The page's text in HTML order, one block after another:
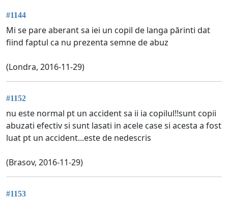
#1144
Mi se pare aberant sa iei un copil de langa părinti dat
fiind faptul ca nu prezenta semne de abuz
(Londra, 2016-11-29)
#1152
nu este normal pt un accident sa ii ia copilul!!sunt copii
abuzati efectiv si sunt lasati in acele case si acesta a fost
luat pt un accident...este de nedescris
(Brasov, 2016-11-29)
#1153